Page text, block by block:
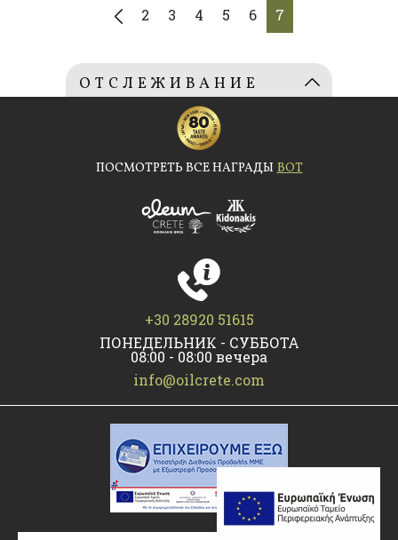
2 3 4 5 6 7
OТСЛЕЖИВАНИЕ
ОЛИВКОВОЕ МАСЛО
Большое число: (0407022013)
ПОСМОТРЕТЬ ВСЕ НАГРАДЫ BОТ
+30 28920 51615
ПОНЕДЕЛЬНИК - СУББОТА
08:00 - 08:00 вечера
info@oilcrete.com